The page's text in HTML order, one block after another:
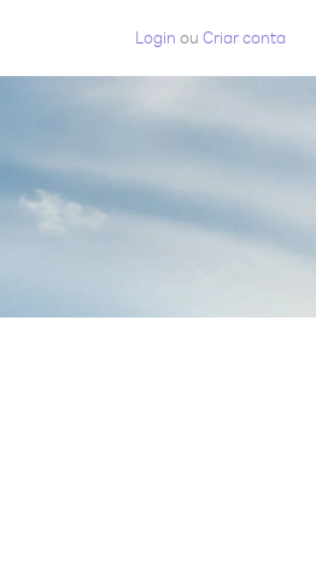
Login ou Criar conta